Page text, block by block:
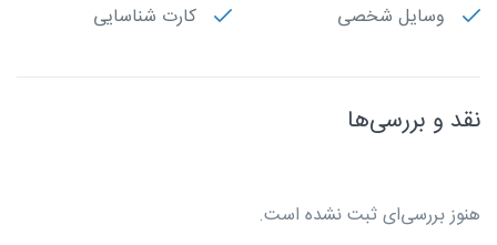
وسایل شخصی
کارت شناسایی
نقد و بررسی‌ها
هنوز بررسی‌ای ثبت نشده است.